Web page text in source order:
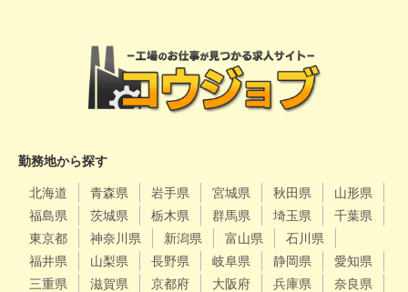
勤務地から探す
北海道 青森県 岩手県 宮城県 秋田県
山形県
福島県
茨城県 栃木県 群馬県 埼玉県
千葉県
東京都
神奈川県 新潟県 富山県
石川県
福井県
山梨県 長野県 岐阜県 静岡県
愛知県
三重県
滋賀県 京都府 大阪府 兵庫県
奈良県